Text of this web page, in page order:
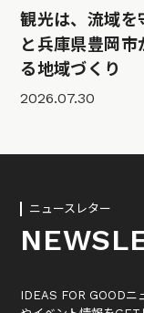
観光は、流域を
と兵庫県豊岡
る地域づくり
2026.07.30
ニュースレター
IDEAS FOR GOODニ